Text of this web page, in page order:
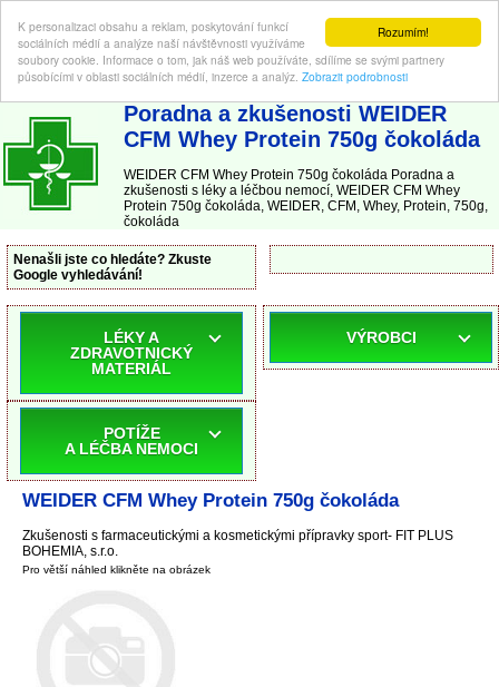
Rozumím!
K personalizaci obsahu a reklam, poskytování funkcí
sociálních médií a analýze naší návštěvnosti využíváme
soubory cookie. Informace o tom, jak náš web používáte, sdílíme se svými partnery
působícími v oblasti sociálních médií, inzerce a analýz. Zobrazit podrobnosti
ABC-LEKARNA.cz | Poradna a zkušenosti s léky a léčbou nemocí
Poradna a zkušenosti WEIDER
CFM Whey Protein 750g čokoláda
WEIDER CFM Whey Protein 750g čokoláda Poradna a
zkušenosti s léky a léčbou nemocí, WEIDER CFM Whey
Protein 750g čokoláda, WEIDER, CFM, Whey, Protein, 750g,
čokoláda
Nenašli jste co hledáte? Zkuste
Google vyhledávání!
LÉKY A
ZDRAVOTNICKÝ
MATERIÁL
POTÍŽE
A LÉČBA NEMOCI
VÝROBCI
WEIDER CFM Whey Protein 750g čokoláda
Zkušenosti s farmaceutickými a kosmetickými přípravky sport- FIT PLUS
BOHEMIA, s.r.o.
Pro větší náhled klikněte na obrázek